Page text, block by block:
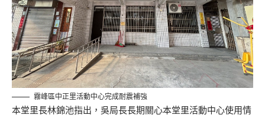
霧峰區中正里活動中心完成耐震補強
本堂里長林錦池指出，吳局長長期關心本堂里活動中心使用情